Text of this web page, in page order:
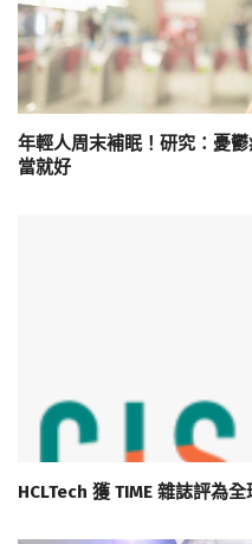
年輕人周末補眠！研究：憂
當就好
HCLTech 獲 TIME 雜誌評為